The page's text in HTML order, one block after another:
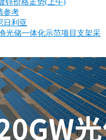
锌价格走势(上午)
参考
日利亚
光储一体化示范项目支架采